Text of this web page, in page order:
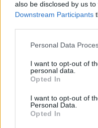
also be disclosed by us
Downstream Participants
Personal Data
I want to opt-out of
personal data.
Opted In
I want to opt-out of
Personal Data.
Opted In
Naposledy
Sledované